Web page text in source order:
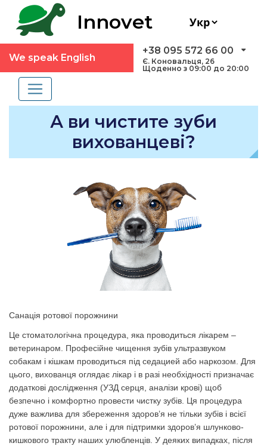
Innovet
We speak English
+38 095 572 66 00
Є. Коновальця, 26
Щоденно з 09:00 до 20:00
А ви чистите зуби
вихованцеві?
Санація ротової порожнини
Це стоматологічна процедура, яка проводиться лікарем –
ветеринаром. Професійне чищення зубів ультразвуком
собакам і кішкам проводиться під седацией або наркозом. Для
цього, вихованця оглядає лікар і в разі необхідності призначає
додаткові дослідження (УЗД серця, аналізи крові) щоб
безпечно і комфортно провести чистку зубів. Ця процедура
дуже важлива для збереження здоров’я не тільки зубів і всієї
ротової порожнини, але і для підтримки здоров’я шлунково-
кишкового тракту наших улюбленців. У деяких випадках, після